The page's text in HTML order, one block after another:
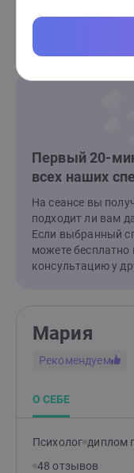
зависимостями,
партнёрами в
Записаться на
Первый 20-
всех наших
На сеансе вы
подходит ли вам
Если выбранный
можете
консультацию у
Мария
Рекомендуем
О СЕБЕ
Психолог диплом
48 отзывов